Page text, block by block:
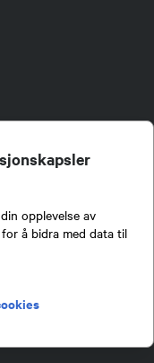
opplevelse av
å bidra med data til
av kunnskap om jakt og
et sterkt jakt-, fiske-, og
for innhold de